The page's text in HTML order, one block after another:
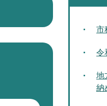
市
令
地
納